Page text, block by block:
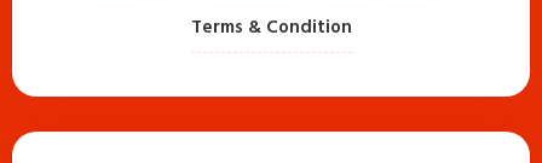
Terms & Condition